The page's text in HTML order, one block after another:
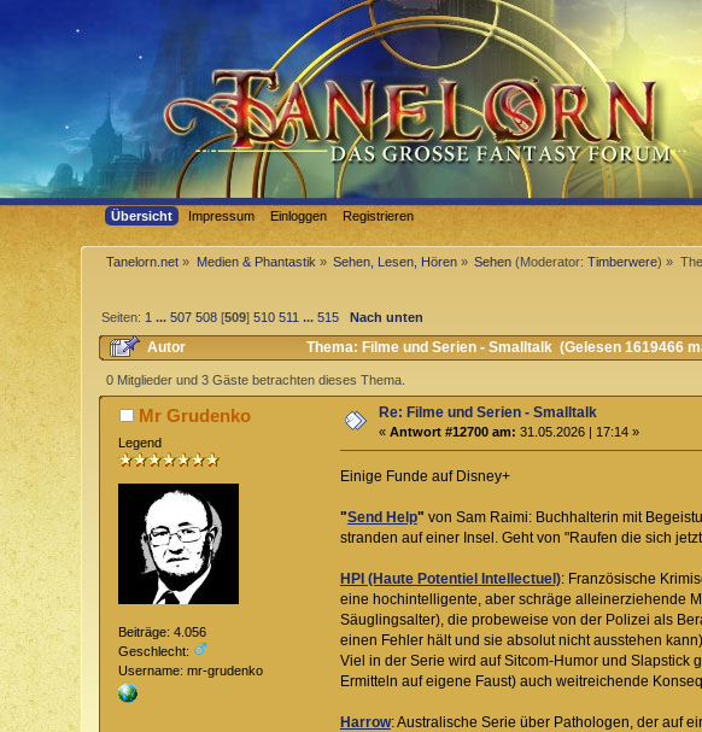
Übersicht Impressum Einloggen Registrieren
Tanelorn.net » Medien & Phantastik » Sehen, Lesen, Hören » Sehen (Moderator:Timberwere) »
Seiten: 1 ...507 508 [509]510 511 ...515 Nach unten
Autor Thema: Filme und Serien - Smalltalk (Gelesen 1619466
0 Mitglieder und 3 Gäste betrachten dieses Thema.
Mr Grudenko
Legend
Beiträge: 4.056
Geschlecht:
Username: mr-grudenko
Re: Filme und Serien - Smalltalk
«Antwort #12700 am: 31.05.2026 | 17:14 »
Einige Funde auf Disney+
"Send Help" von Sam Raimi: Buchhalterin mit
stranden auf einer Insel. Geht von "Raufen die sich
HPI (Haute Potentiel Intellectuel): Französische
eine hochintelligente, aber schräge alleinerziehende
Säuglingsalter), die probeweise von der Polizei als
einen Fehler hält und sie absolut nicht ausstehen
Viel in der Serie wird auf Sitcom-Humor und Slapstick
Ermitteln auf eigene Faust) auch weitreichende
Harrow: Australische Serie über Pathologen, der auf